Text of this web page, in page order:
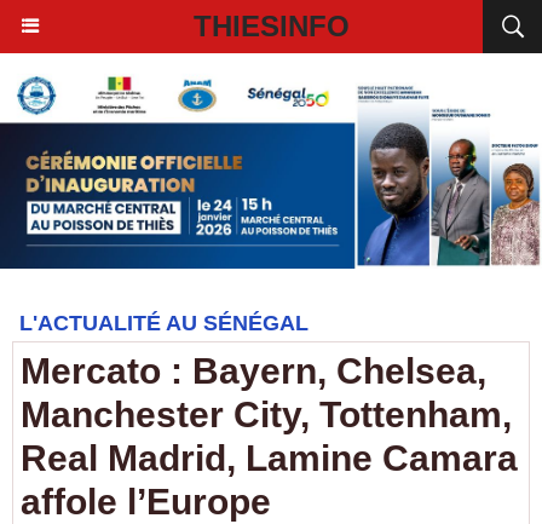
THIESINFO
L'ACTUALITÉ AU SÉNÉGAL
Mercato : Bayern, Chelsea,
Manchester City, Tottenham,
Real Madrid, Lamine Camara
affole l’Europe